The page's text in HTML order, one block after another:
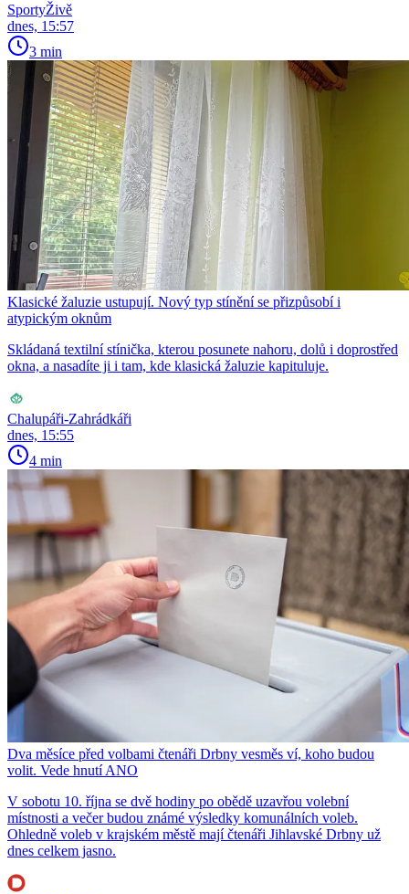
SportyŽivě
dnes, 15:57
3 min
Klasické žaluzie ustupují. Nový typ stínění se přizpůsobí i
atypickým oknům
Skládaná textilní stínička, kterou posunete nahoru, dolů i doprostřed
okna, a nasadíte ji i tam, kde klasická žaluzie kapituluje.
Chalupáři-Zahrádkáři
dnes, 15:55
4 min
Dva měsíce před volbami čtenáři Drbny vesměs ví, koho budou
volit. Vede hnutí ANO
V sobotu 10. října se dvě hodiny po obědě uzavřou volební
místnosti a večer budou známé výsledky komunálních voleb.
Ohledně voleb v krajském městě mají čtenáři Jihlavské Drbny už
dnes celkem jasno.